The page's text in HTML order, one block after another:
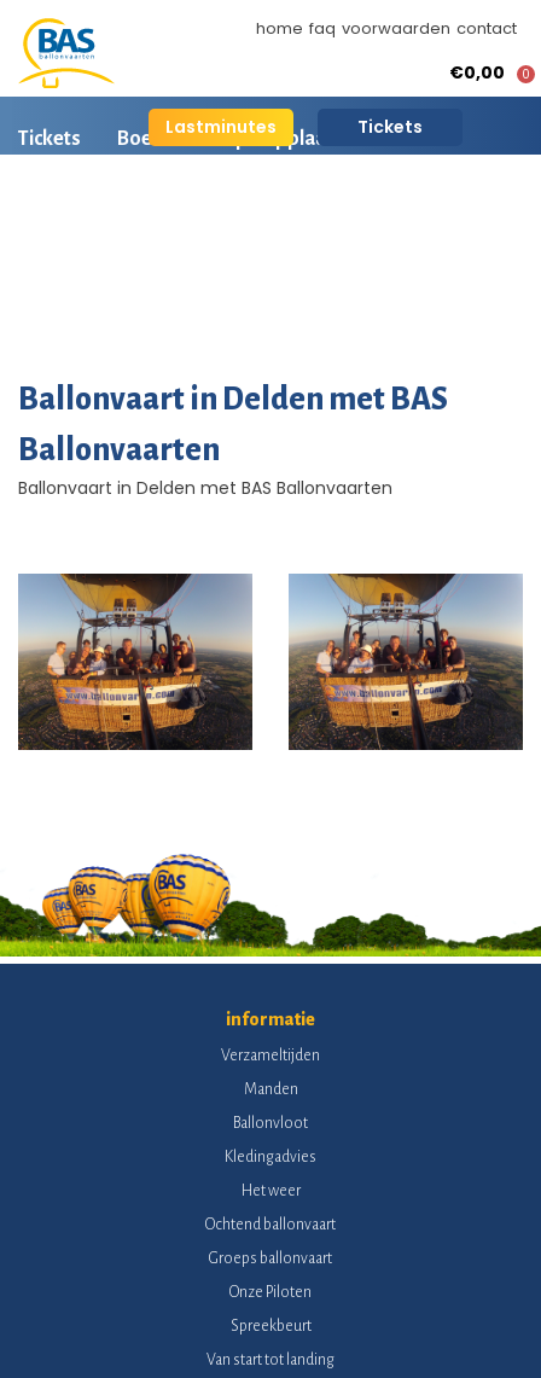
home faq voorwaarden contact
Lastminutes Tickets
€0,00 0
Tickets Boeken Opstapplaatsen
Ballonvaart in Delden met BAS
Ballonvaarten
Ballonvaart in Delden met BAS Ballonvaarten
informatie
Verzameltijden
Manden
Ballonvloot
Kledingadvies
Het weer
Ochtend ballonvaart
Groeps ballonvaart
Onze Piloten
Spreekbeurt
Van start tot landing